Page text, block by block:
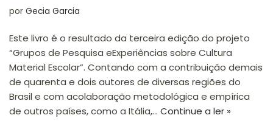
por Gecia Garcia
Este livro é o resultado da terceira edição do projeto
“Grupos de Pesquisa eExperiências sobre Cultura
Material Escolar”. Contando com a contribuição demais
de quarenta e dois autores de diversas regiões do
Brasil e com acolaboração metodológica e empírica
de outros países, como a Itália,… Continue a ler »